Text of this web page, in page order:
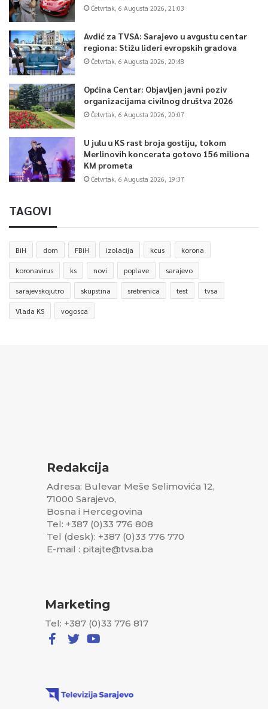
Četvrtak, 6 Augusta 2026, 21:03
Avdić za TVSA: Sarajevo u avgustu centar
regiona: Stižu lideri evropskih gradova
Četvrtak, 6 Augusta 2026, 20:48
Općina Centar: Objavljen javni poziv
organizacijama civilnog društva 2026
Četvrtak, 6 Augusta 2026, 20:07
U julu u KS rast broja gostiju, tokom
Merlinovih koncerata gotovo 156 miliona
KM prometa
Četvrtak, 6 Augusta 2026, 19:37
TAGOVI
BiH dom FBiH izolacija kcus korona
koronavirus ks novi poplave sarajevo
sarajevskojutro skupstina srebrenica test tvsa
Vlada KS vogosca
Redakcija
Adresa: Bulevar Meše Selimovića 12,
71000 Sarajevo,
Bosna i Hercegovina
Tel: +387 (0)33 776 808
Tel (desk): +387 (0)33 776 770
E-mail : pitajte@tvsa.ba
Marketing
Tel: +387 (0)33 776 817